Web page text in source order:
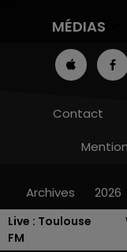
Live : Toulouse
FM
MÉDIAS
Contact
Archives 2026